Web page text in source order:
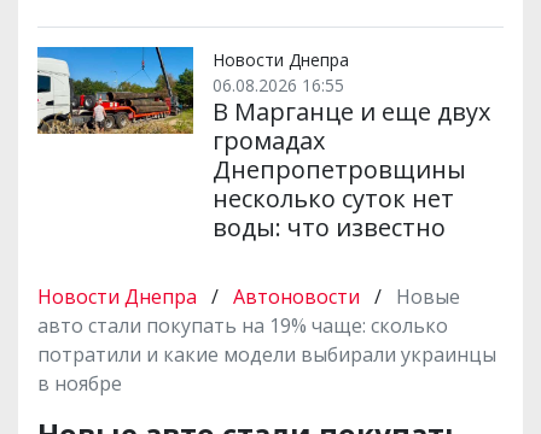
Новости Днепра
06.08.2026 16:55
В Марганце и еще двух
громадах
Днепропетровщины
несколько суток нет
воды: что известно
Новости Днепра / Автоновости / Новые
авто стали покупать на 19% чаще: сколько
потратили и какие модели выбирали украинцы
в ноябре